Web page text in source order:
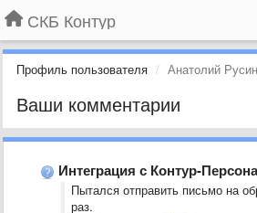
СКБ Контур
Профиль пользователя Анатолий Русин
Ваши комментарии
Интеграция с Контур-Персоналом. Ошибка при
Пытался отправить письмо на
раз.